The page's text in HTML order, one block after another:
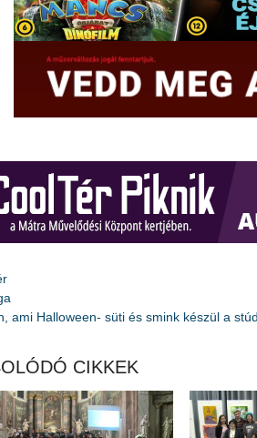
ami Halloween- süti és smink készül a
CIKKEK